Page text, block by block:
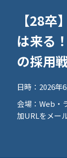
【28
は来る
の採用
日時： 2026年
会場： Web・
加URLをメー